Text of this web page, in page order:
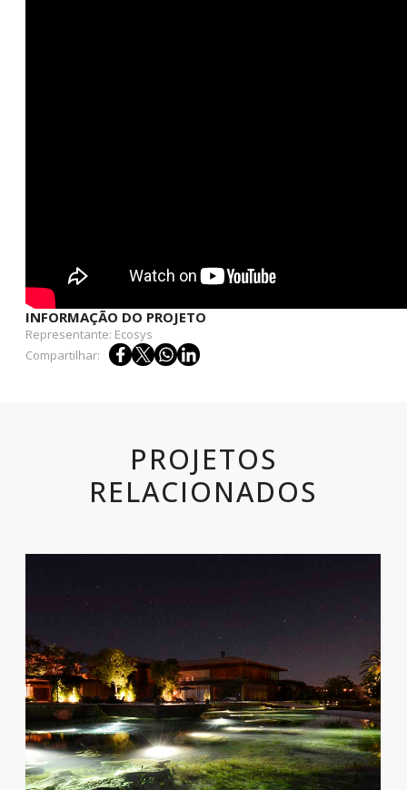
INFORMAÇÃO DO PROJETO
Representante: Ecosys
Compartilhar:
PROJETOS
RELACIONADOS